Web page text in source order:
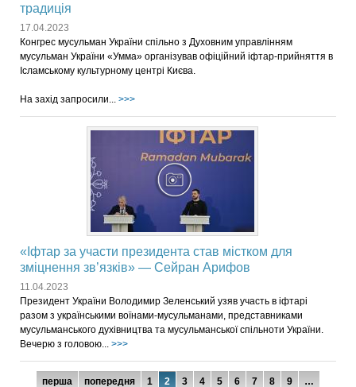
традиція
17.04.2023
Конгрес мусульман України спільно з Духовним управлінням
мусульман України «Умма» організував офіційний іфтар-прийняття в
Ісламському культурному центрі Києва.
На захід запросили... >>>
«Іфтар за участи президента став містком для
зміцнення зв’язків» — Сейран Арифов
11.04.2023
Президент України Володимир Зеленський узяв участь в іфтарі
разом з українськими воїнами-мусульманами, представниками
мусульманського духівництва та мусульманської спільноти України.
Вечерю з головою... >>>
перша попередня 1 2 3 4 5 6 7 8 9
…